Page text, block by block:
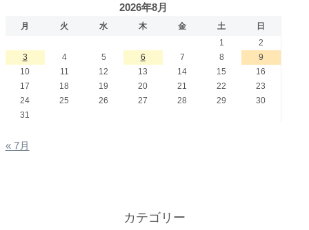
2026年8月
月 火 水 木 金 土
日
1
2
3
4 5 6 7 8
9
10
11 12 13 14 15
16
17
18 19 20 21 22
23
24
25 26 27 28 29
30
31
« 7月
カテゴリー